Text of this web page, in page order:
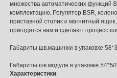
множества автоматических функций
комплектацию. Регулятор BSR,
приставной столик и магнитный
пригодятся вам и сделают процесс
Габариты шв.машинки в упаковке
Габариты шв.модуля в упаковке
Характеристики